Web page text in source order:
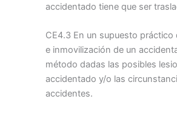
accidentado tiene que ser
CE4.3 En un supuesto práctico
e inmovilización de un
método dadas las posibles
accidentado y/o las
accidentes.